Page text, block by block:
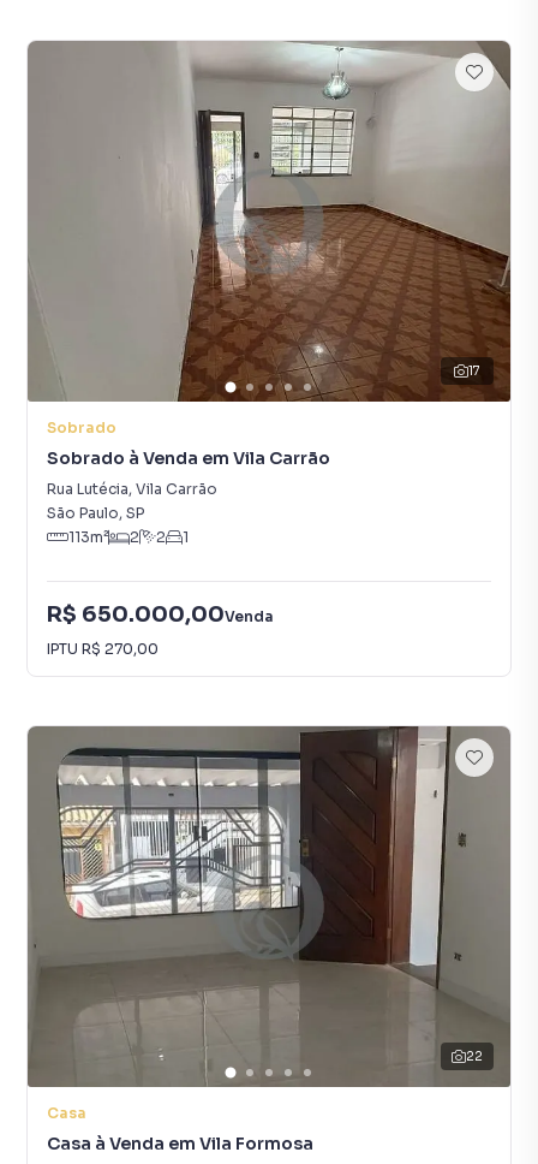
17
Sobrado
Sobrado à Venda em Vila Carrão
Rua Lutécia, Vila Carrão
São Paulo, SP
113m² 2 2 1
R$ 650.000,00Venda
IPTU R$ 270,00
22
Casa
Casa à Venda em Vila Formosa